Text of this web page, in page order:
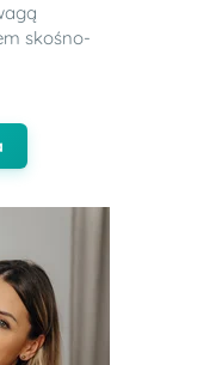
skośno-